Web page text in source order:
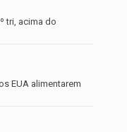
tri, acima do
EUA alimentarem